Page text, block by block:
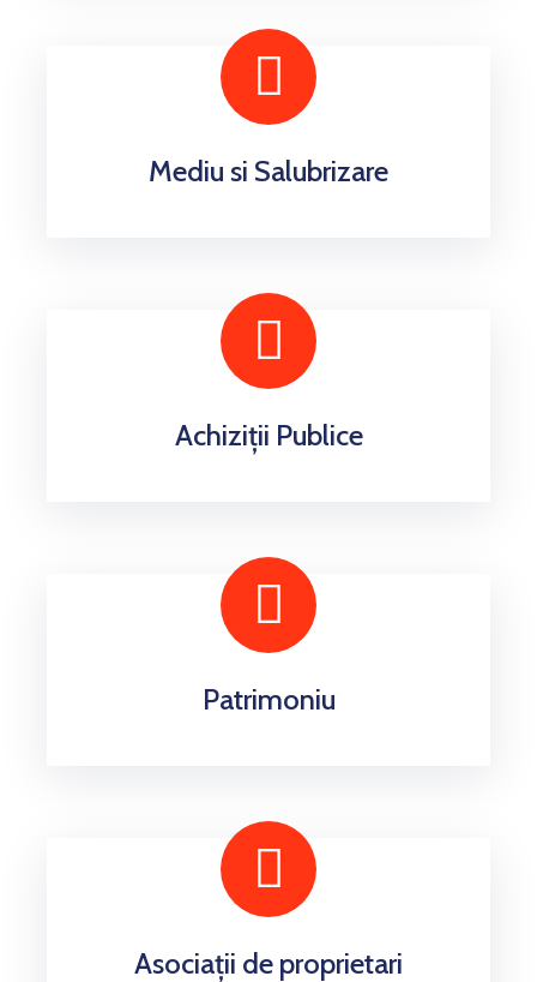
Mediu si Salubrizare
Achiziții Publice
Patrimoniu
Asociații de proprietari